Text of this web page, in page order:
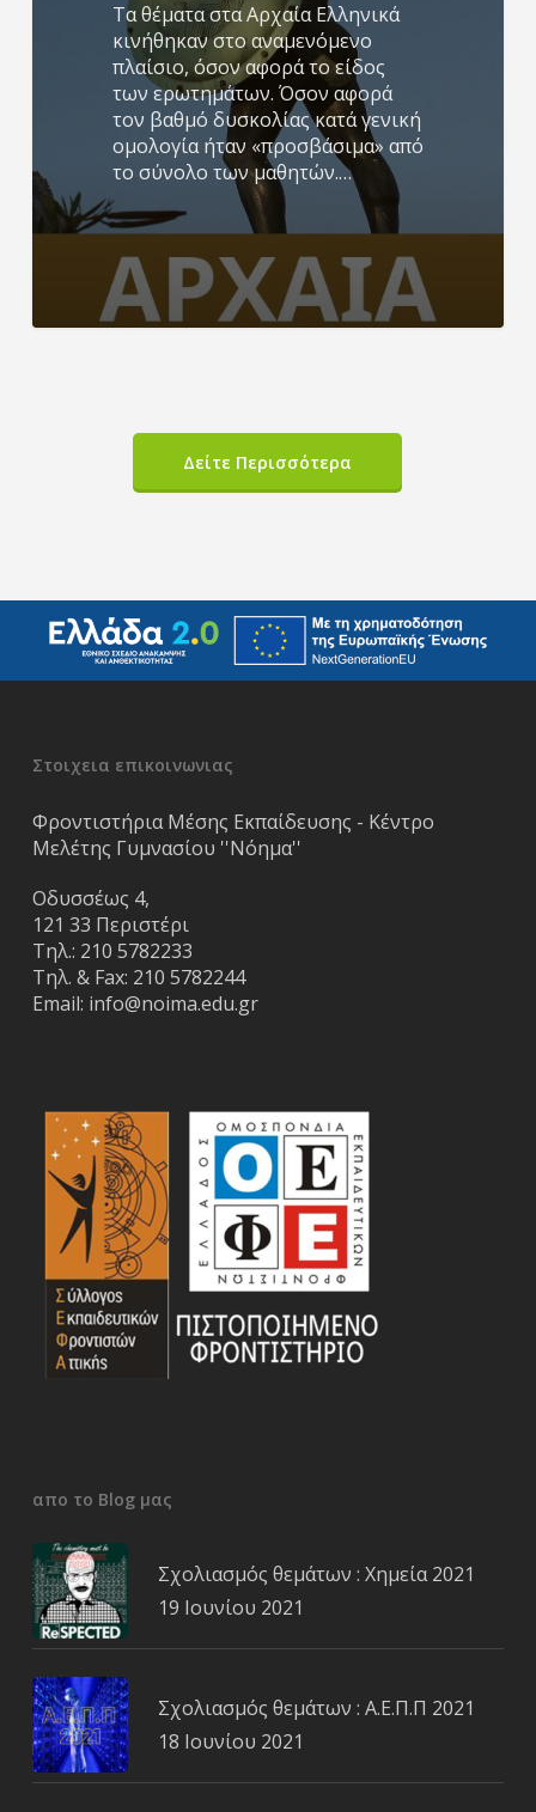
Τα θέματα στα Αρχαία Ελληνικά
κινήθηκαν στο αναμενόμενο
πλαίσιο, όσον αφορά το είδος
των ερωτημάτων. Όσον αφορά
τον βαθμό δυσκολίας κατά γενική
ομολογία ήταν «προσβάσιμα» από
το σύνολο των μαθητών.…
Δείτε Περισσότερα
Στοιχεια επικοινωνιας
Φροντιστήρια Μέσης Εκπαίδευσης - Κέντρο
Μελέτης Γυμνασίου ''Νόημα''
Οδυσσέως 4,
121 33 Περιστέρι
Τηλ.: 210 5782233
Τηλ. & Fax: 210 5782244
Email: info@noima.edu.gr
απο το Blog μας
Σχολιασμός θεμάτων : Χημεία 2021
19 Ιουνίου 2021
Σχολιασμός θεμάτων : Α.Ε.Π.Π 2021
18 Ιουνίου 2021